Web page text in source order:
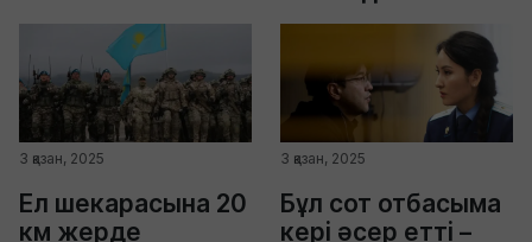
3 қазан, 2025
Ел шекарасына 20
км жерде
3 қазан, 2025
Бұл сот отбасыма
кері әсер етті –